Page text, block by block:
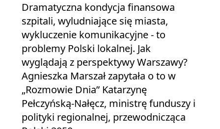
Dramatyczna kondycja finansowa
szpitali, wyludniające się miasta,
wykluczenie komunikacyjne - to
problemy Polski lokalnej. Jak
wyglądają z perspektywy Warszawy?
Agnieszka Marszał zapytała o to w
„Rozmowie Dnia” Katarzynę
Pełczyńską-Nałęcz, ministrę funduszy i
polityki regionalnej, przewodnicząca